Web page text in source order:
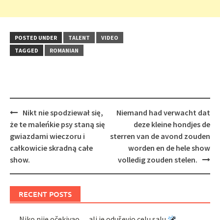
POSTED UNDER TALENT
VIDEO
TAGGED
ROMANIAN
Post
navigation
Nikt nie spodziewał się,
że te maleńkie psy staną się
gwiazdami wieczoru i
całkowicie skradną całe
show.
Niemand had verwacht dat
deze kleine hondjes de
sterren van de avond zouden
worden en de hele show
volledig zouden stelen.
RECENT POSTS